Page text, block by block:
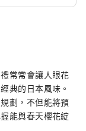
常常會讓人眼花
典的日本風味。
劃，不但能將預
能與春天櫻花綻